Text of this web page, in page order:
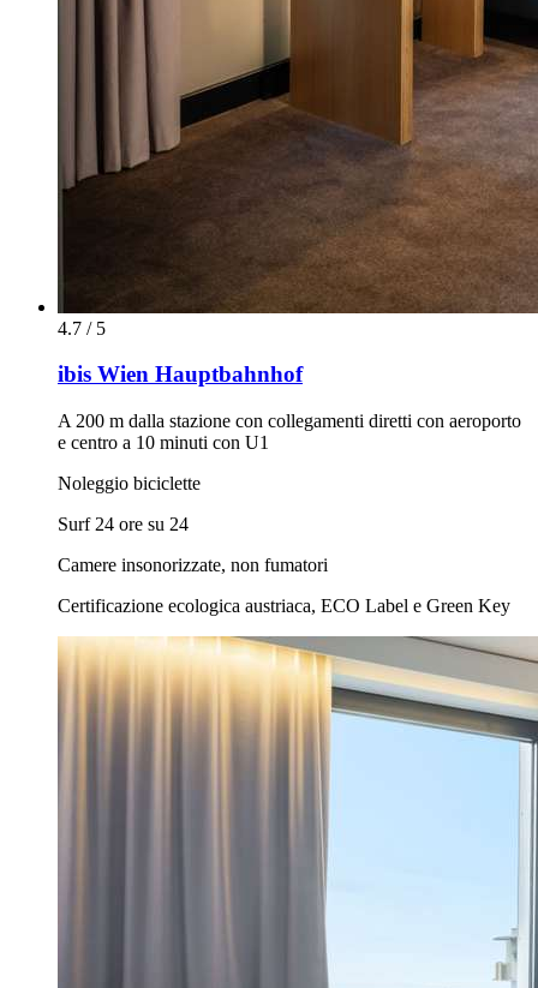
4.7 / 5
ibis Wien Hauptbahnhof
A 200 m dalla stazione con collegamenti diretti con aeroporto
e centro a 10 minuti con U1
Noleggio biciclette
Surf 24 ore su 24
Camere insonorizzate, non fumatori
Certificazione ecologica austriaca, ECO Label e Green Key